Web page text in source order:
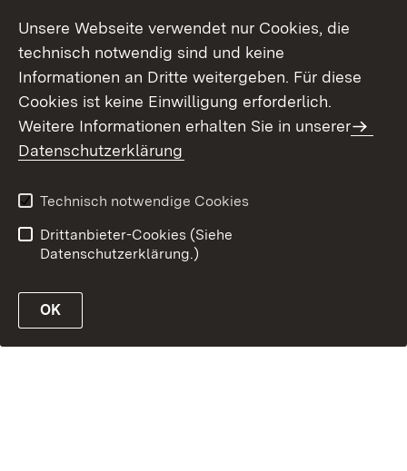
Kontakt
Datenschutz
Erklärung zur
Barrierefreiheit
Benutzungshinweise
Impressum
Unsere Webseite verwendet nur Cookies, die
technisch notwendig sind und keine
Informationen an Dritte weitergeben. Für diese
Cookies ist keine Einwilligung erforderlich.
Weitere Informationen erhalten Sie in unserer
Datenschutzerklärung
Technisch notwendige Cookies
Drittanbieter-Cookies (Siehe
Datenschutzerklärung.)
OK